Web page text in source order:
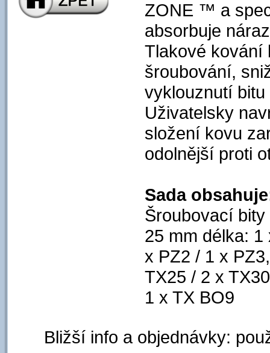
ZONE ™ a
absorbuje
Tlakové kování
šroubování,
vyklouznutí
Uživatelsky
složení kovu
odolnější proti
Sada
Šroubovací
25 mm délka:
x PZ2 / 1 x
TX25 / 2 x
1 x TX BO9
Bližší info a objednávky: